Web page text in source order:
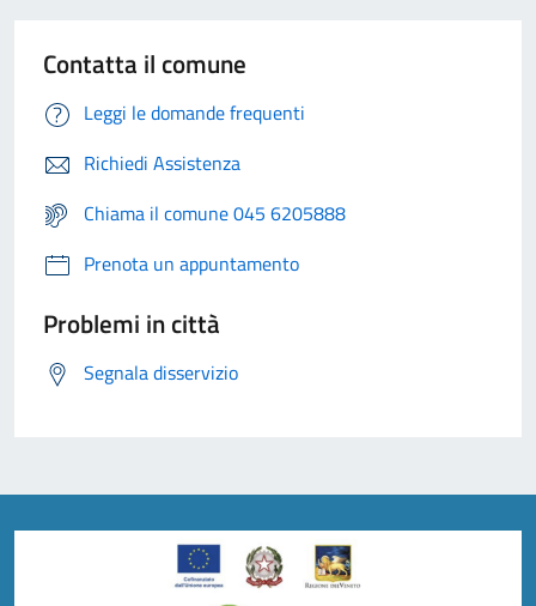
Contatta il comune
Leggi le domande frequenti
Richiedi Assistenza
Chiama il comune 045 6205888
Prenota un appuntamento
Problemi in città
Segnala disservizio